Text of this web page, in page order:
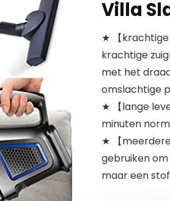
Villa
★ 【krachtige
krachtige
met het
omslachtige
★ 【lange
minuten
★ 【
gebruiken
maar een